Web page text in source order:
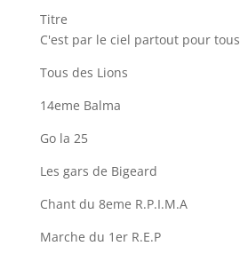
Titre
C'est par le ciel partout pour tous
Tous des Lions
14eme Balma
Go la 25
Les gars de Bigeard
Chant du 8eme R.P.I.M.A
Marche du 1er R.E.P